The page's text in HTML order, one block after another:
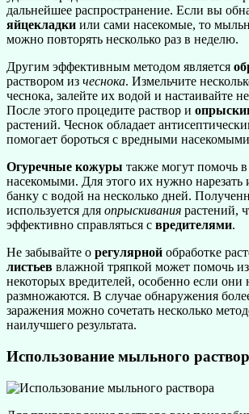
дальнейшее распространение. Если вы
яйцекладки или сами насекомые, то
можно повторять несколько раз в неделю.
Другим эффективным методом является
раствором из чеснока. Измельчите
чеснока, залейте их водой и настаивайте
После этого процедите раствор и
растений. Чеснок обладает
помогает бороться с вредными
Огуречные кожуры также могут помочь в
насекомыми. Для этого их нужно нарезать
банку с водой на несколько дней.
используется для опрыскивания растений,
эффективно справляться с вредителями.
Не забывайте о регулярной обработке
листьев влажной тряпкой может помочь
некоторых вредителей, особенно если они
размножаются. В случае обнаружения
заражения можно сочетать несколько
наилучшего результата.
Использование мыльного